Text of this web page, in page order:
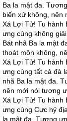
Ba la mật đa.
biến xứ không, nên
Xá Lợi Tử! Tu hành
ưng cùng không
Bát nhã Ba la mật
thoát môn không,
Xá Lợi Tử! Tu hành
ưng cùng tất cả đà
nhã Ba la mật đa.
nên mới nói tương
Xá Lợi Tử! Tu hành
ưng cùng Cực hỷ
la mật đa. Tương